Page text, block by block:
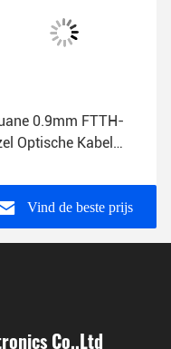
0.9mm FTTH-
Optische Kabel
Vind de beste prijs
Co.,Ltd